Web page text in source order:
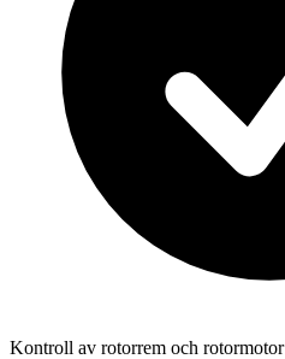
Kontroll av rotorrem och rotormotor